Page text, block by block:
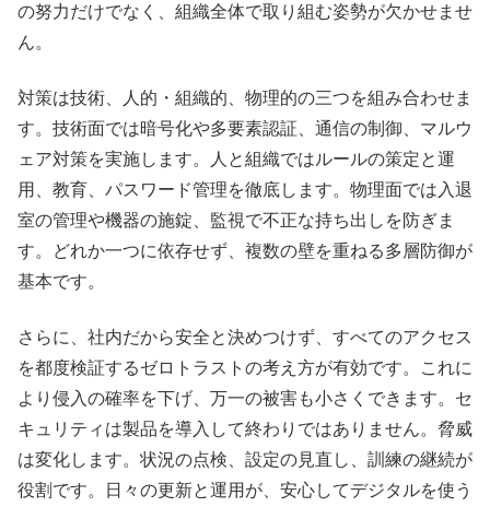
の努力だけでなく、組織全体で取り組む姿勢が欠かせませ
ん。
対策は技術、人的・組織的、物理的の三つを組み合わせま
す。技術面では暗号化や多要素認証、通信の制御、マルウ
ェア対策を実施します。人と組織ではルールの策定と運
用、教育、パスワード管理を徹底します。物理面では入退
室の管理や機器の施錠、監視で不正な持ち出しを防ぎま
す。どれか一つに依存せず、複数の壁を重ねる多層防御が
基本です。
さらに、社内だから安全と決めつけず、すべてのアクセス
を都度検証するゼロトラストの考え方が有効です。これに
より侵入の確率を下げ、万一の被害も小さくできます。セ
キュリティは製品を導入して終わりではありません。脅威
は変化します。状況の点検、設定の見直し、訓練の継続が
役割です。日々の更新と運用が、安心してデジタルを使う